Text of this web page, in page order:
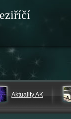
Aktuality AK